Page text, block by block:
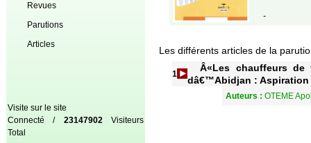
Revues
Parutions
Articles
Visite sur le site
Connecté / 23147902Visiteurs
Total
-
Les différents articles de la
1
Â«Les chauffeurs
dâ€™Abidjan : Aspiration
Auteurs : OTEME